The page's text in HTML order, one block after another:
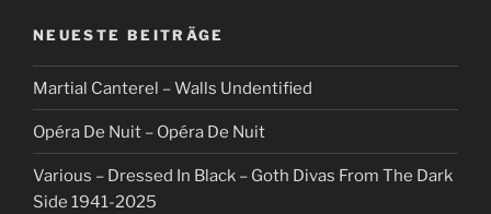
NEUESTE BEITRÄGE
Martial Canterel – Walls Undentified
Opéra De Nuit – Opéra De Nuit
Various – Dressed In Black – Goth Divas From The Dark
Side 1941-2025